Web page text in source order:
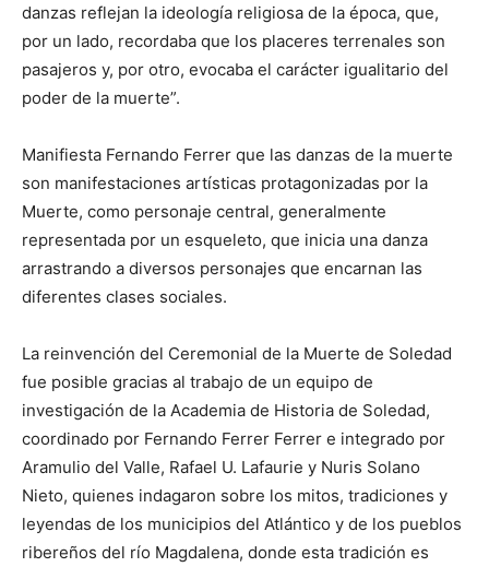
danzas reflejan la ideología religiosa de la época, que,
por un lado, recordaba que los placeres terrenales son
pasajeros y, por otro, evocaba el carácter igualitario del
poder de la muerte”.
Manifiesta Fernando Ferrer que las danzas de la muerte
son manifestaciones artísticas protagonizadas por la
Muerte, como personaje central, generalmente
representada por un esqueleto, que inicia una danza
arrastrando a diversos personajes que encarnan las
diferentes clases sociales.
La reinvención del Ceremonial de la Muerte de Soledad
fue posible gracias al trabajo de un equipo de
investigación de la Academia de Historia de Soledad,
coordinado por Fernando Ferrer Ferrer e integrado por
Aramulio del Valle, Rafael U. Lafaurie y Nuris Solano
Nieto, quienes indagaron sobre los mitos, tradiciones y
leyendas de los municipios del Atlántico y de los pueblos
ribereños del río Magdalena, donde esta tradición es